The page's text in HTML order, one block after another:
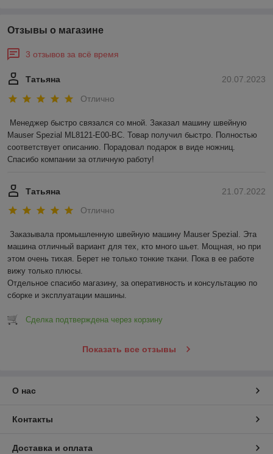
Отзывы о магазине
3 отзывов за всё время
20.07.2023
Татьяна
Отлично
Менеджер быстро связался со мной. Заказал машину швейную
Mauser Spezial ML8121-E00-BC. Товар получил быстро. Полностью
соответствует описанию. Порадовал подарок в виде ножниц.
Спасибо компании за отличную работу!
21.07.2022
Татьяна
Отлично
Заказывала промышленную швейную машину Mauser Spezial. Эта
машина отличный вариант для тех, кто много шьет. Мощная, но при
этом очень тихая. Берет не только тонкие ткани. Пока в ее работе
вижу только плюсы.
Отдельное спасибо магазину, за оперативность и консультацию по
сборке и эксплуатации машины.
Сделка подтверждена через корзину
Показать все отзывы
О нас
Контакты
Доставка и оплата